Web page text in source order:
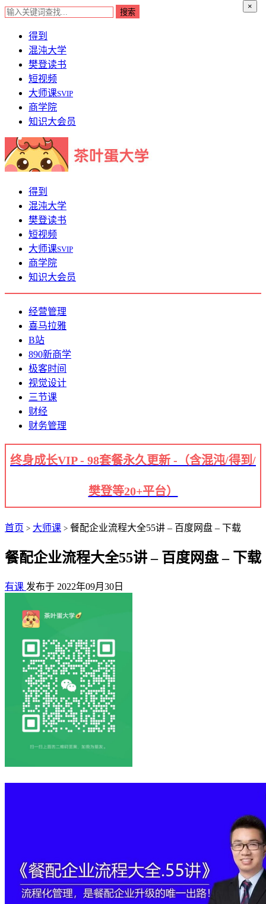
×
得到
混沌大学
樊登读书
短视频
大师课SVIP
商学院
知识大会员
得到
混沌大学
樊登读书
短视频
大师课SVIP
商学院
知识大会员
经营管理
喜马拉雅
B站
890新商学
极客时间
视觉设计
三节课
财经
财务管理
终身成长VIP - 98套餐永久更新 -（含混沌/得到/
樊登等20+平台）
首页 > 大师课 > 餐配企业流程大全55讲 – 百度网盘 – 下载
餐配企业流程大全55讲 – 百度网盘 – 下载
有课 发布于 2022年09月30日